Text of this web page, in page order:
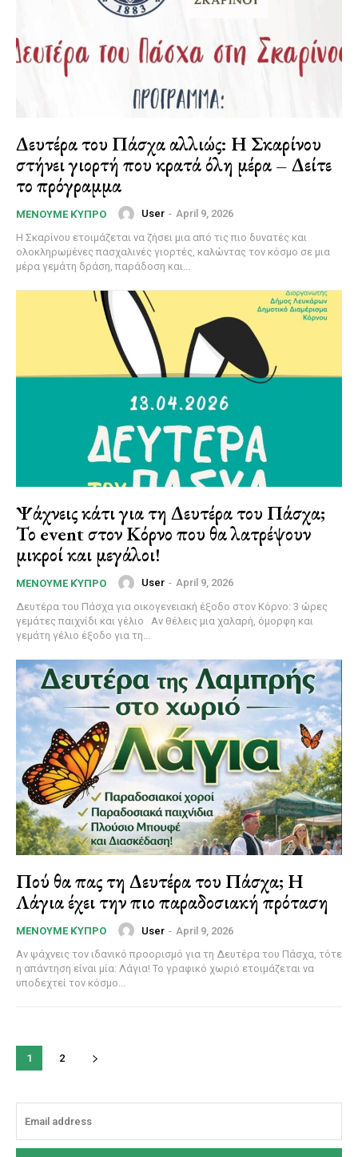
Δευτέρα του Πάσχα αλλιώς: Η Σκαρίνου
στήνει γιορτή που κρατά όλη μέρα – Δείτε
το πρόγραμμα
ΜΈΝΟΥΜΕ ΚΎΠΡΟ User - April 9, 2026
Η Σκαρίνου ετοιμάζεται να ζήσει μια από τις πιο δυνατές και
ολοκληρωμένες πασχαλινές γιορτές, καλώντας τον κόσμο σε μια
μέρα γεμάτη δράση, παράδοση και...
Ψάχνεις κάτι για τη Δευτέρα του Πάσχα;
Το event στον Κόρνο που θα λατρέψουν
μικροί και μεγάλοι!
ΜΈΝΟΥΜΕ ΚΎΠΡΟ User - April 9, 2026
Δευτέρα του Πάσχα για οικογενειακή έξοδο στον Κόρνο: 3 ώρες
γεμάτες παιχνίδι και γέλιο Αν θέλεις μια χαλαρή, όμορφη και
γεμάτη γέλιο έξοδο για τη...
Πού θα πας τη Δευτέρα του Πάσχα; Η
Λάγια έχει την πιο παραδοσιακή πρόταση
ΜΈΝΟΥΜΕ ΚΎΠΡΟ User - April 9, 2026
Αν ψάχνεις τον ιδανικό προορισμό για τη Δευτέρα του Πάσχα, τότε
η απάντηση είναι μία: Λάγια! Το γραφικό χωριό ετοιμάζεται να
υποδεχτεί τον κόσμο...
1 2